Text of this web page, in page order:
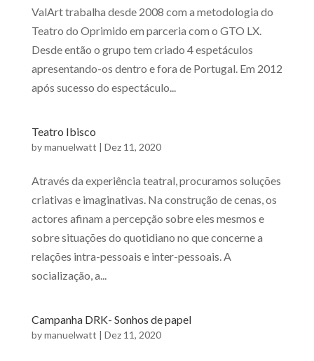
ValArt trabalha desde 2008 com a metodologia do
Teatro do Oprimido em parceria com o GTO LX.
Desde então o grupo tem criado 4 espetáculos
apresentando-os dentro e fora de Portugal. Em 2012
após sucesso do espectáculo...
Teatro Ibisco
bymanuelwatt | Dez 11, 2020
Através da experiência teatral, procuramos soluções
criativas e imaginativas. Na construção de cenas, os
actores afinam a percepção sobre eles mesmos e
sobre situações do quotidiano no que concerne a
relações intra-pessoais e inter-pessoais. A
socialização, a...
Campanha DRK- Sonhos de papel
bymanuelwatt | Dez 11, 2020